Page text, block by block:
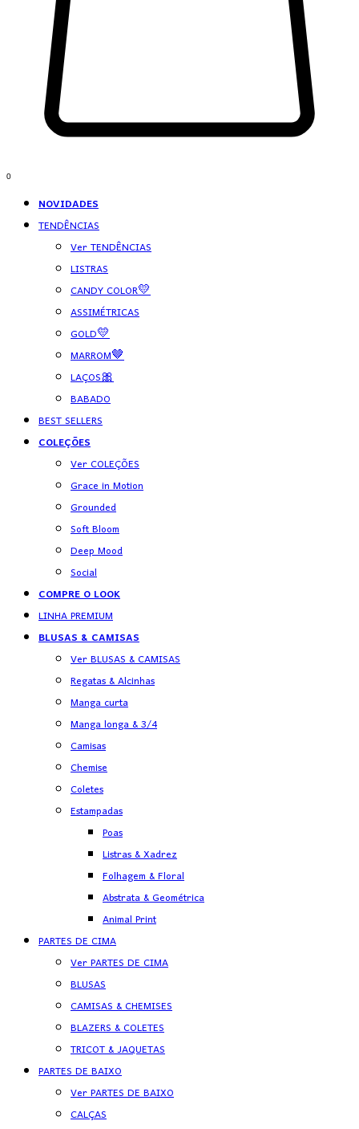
0
NOVIDADES
TENDÊNCIAS
Ver TENDÊNCIAS
LISTRAS
CANDY COLOR💛
ASSIMÉTRICAS
GOLD💛
MARROM🤎
LAÇOS🎀
BABADO
BEST SELLERS
COLEÇÕES
Ver COLEÇÕES
Grace in Motion
Grounded
Soft Bloom
Deep Mood
Social
COMPRE O LOOK
LINHA PREMIUM
BLUSAS & CAMISAS
Ver BLUSAS & CAMISAS
Regatas & Alcinhas
Manga curta
Manga longa & 3/4
Camisas
Chemise
Coletes
Estampadas
Poas
Listras & Xadrez
Folhagem & Floral
Abstrata & Geométrica
Animal Print
PARTES DE CIMA
Ver PARTES DE CIMA
BLUSAS
CAMISAS & CHEMISES
BLAZERS & COLETES
TRICOT & JAQUETAS
PARTES DE BAIXO
Ver PARTES DE BAIXO
CALÇAS